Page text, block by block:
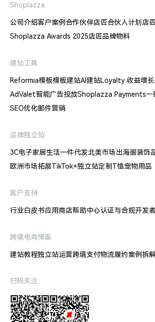
Shoplazza
公司介绍客户案例 合作伙伴店匠合伙人计划 店
Shoplazza Awards 2025店匠品牌物料
建站工具
Reformia模板模板建站AI建站Loyalty 收益增
AdValet智能广告投放Shoplazza Payments一
SEO优化邮件营销
品牌独立站
3C电子家居生活一件代发北美市场出海服装饰
欧洲市场拓展TikTok+独立站定制T恤宠物用品
客户支持
行业白皮书应用商店帮助中心认证与合规开发
跨境电商博客
建站教程独立站运营跨境支付物流履约案例拆解
扫码关注